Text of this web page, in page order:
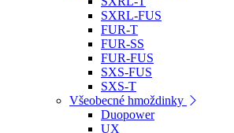
SXRL-FUS
FUR-T
FUR-SS
FUR-FUS
SXS-FUS
SXS-T
Všeobecné hmoždinky
Duopower
UX